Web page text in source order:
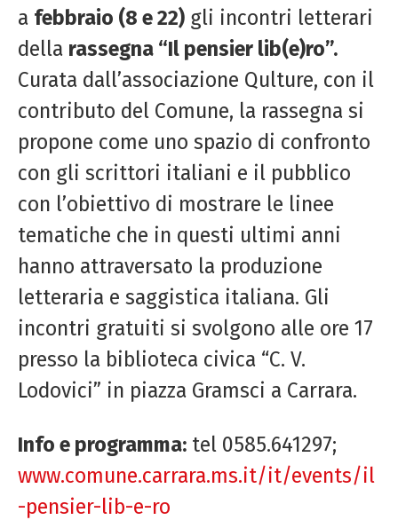
a febbraio (8 e 22) gli incontri letterari
della rassegna “Il pensier lib(e)ro”.
Curata dall’associazione Qulture, con il
contributo del Comune, la rassegna si
propone come uno spazio di confronto
con gli scrittori italiani e il pubblico
con l’obiettivo di mostrare le linee
tematiche che in questi ultimi anni
hanno attraversato la produzione
letteraria e saggistica italiana. Gli
incontri gratuiti si svolgono alle ore 17
presso la biblioteca civica “C. V.
Lodovici” in piazza Gramsci a Carrara.
Info e programma: tel 0585.641297;
www.comune.carrara.ms.it/it/events/il
-pensier-lib-e-ro